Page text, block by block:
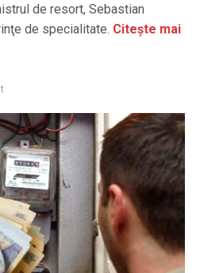
de resort, Sebastian
de specialitate. Citește mai